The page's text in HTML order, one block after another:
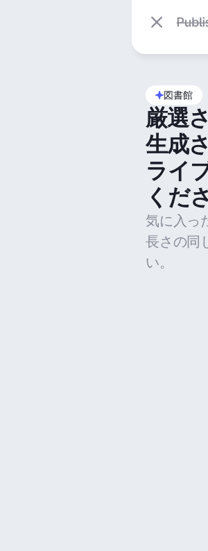
図書館
厳選
生成
ライ
くだ
気に入っ
長さの同
い。